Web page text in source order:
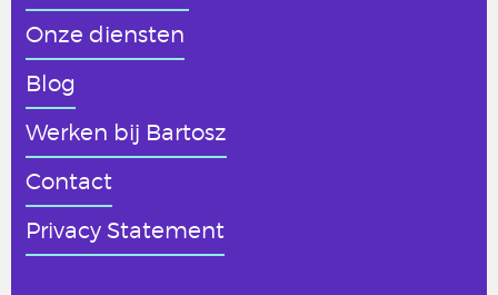
Onze diensten
Blog
Werken bij Bartosz
Contact
Privacy Statement